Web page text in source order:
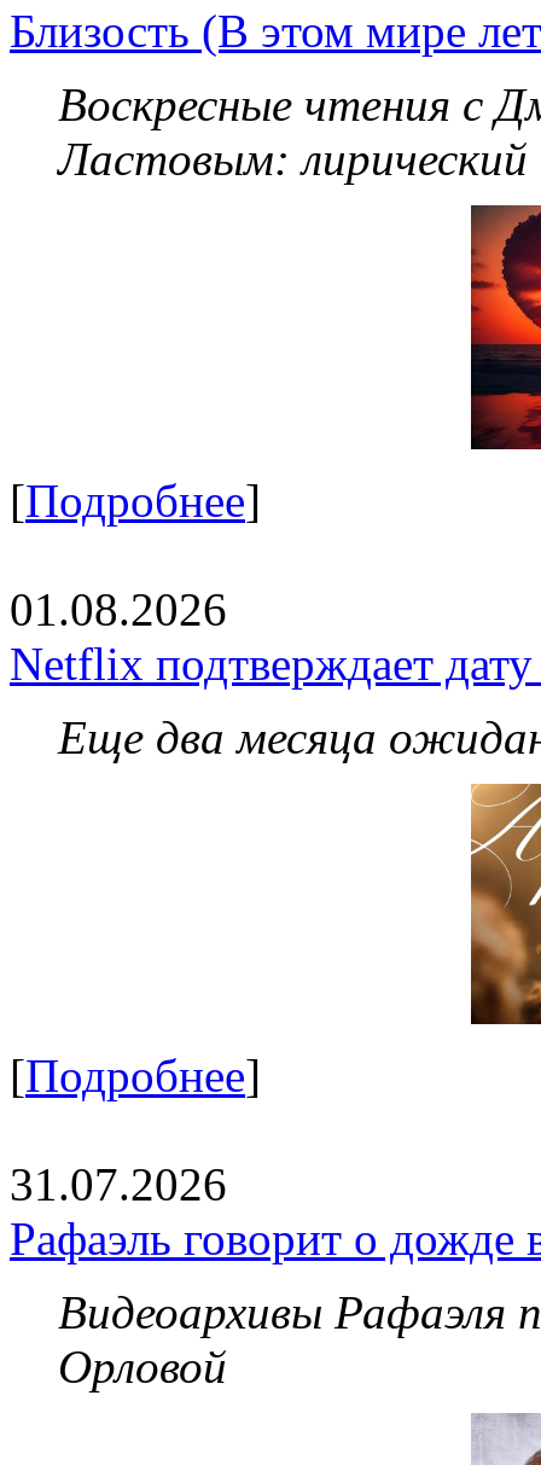
Близость (В этом мире
Воскресные чтения с
Ластовым:
[Подробнее]
01.08.2026
Netflix подтверждает
Еще два месяца
[Подробнее]
31.07.2026
Рафаэль говорит о дожде
Видеоархивы Рафаэля
Орловой